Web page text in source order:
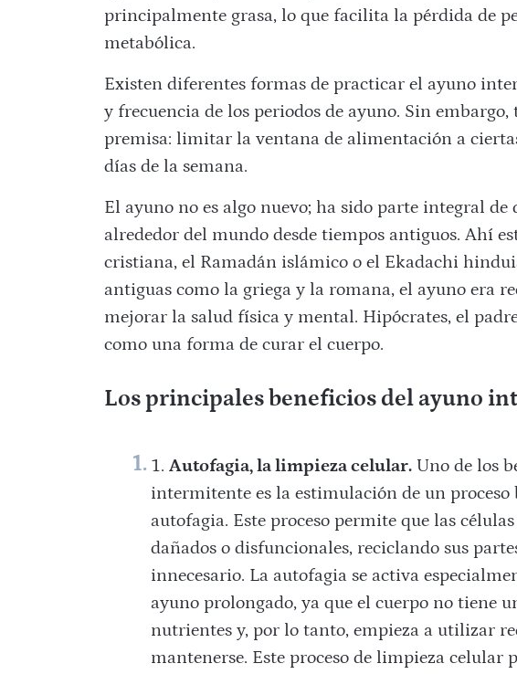
principalmente grasa, lo que facilita la pérdida de
metabólica.
Existen diferentes formas de practicar el ayuno
y frecuencia de los periodos de ayuno. Sin
premisa: limitar la ventana de alimentación a
días de la semana.
El ayuno no es algo nuevo; ha sido parte integral
alrededor del mundo desde tiempos antiguos. Ahí
cristiana, el Ramadán islámico o el Ekadachi
antiguas como la griega y la romana, el ayuno era
mejorar la salud física y mental. Hipócrates, el
como una forma de curar el cuerpo.
Los principales beneficios del ayuno
Autofagia, la limpieza celular. Uno de los
intermitente es la estimulación de un proceso
autofagia. Este proceso permite que las
dañados o disfuncionales, reciclando sus
innecesario. La autofagia se activa
ayuno prolongado, ya que el cuerpo no tiene
nutrientes y, por lo tanto, empieza a utilizar
mantenerse. Este proceso de limpieza celular